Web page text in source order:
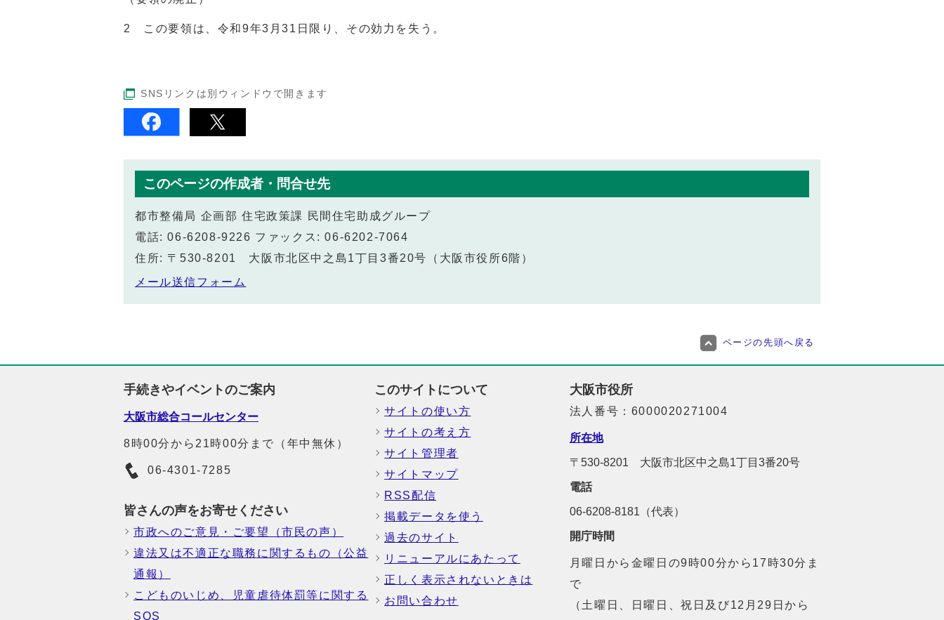
2 この要領は、令和9年3月31 日限り、その効力を失う。
SNSリンクは別ウィンドウで開きます
このページの作成者・問合せ先
都市整備局 企画部 住宅政策課 民間住宅助成グループ
電話: 06-6208-9226 ファックス: 06-6202-7064
住所: 〒530-8201 大阪市北区中之島1丁目3番20号（大阪市役所6階）
メール送信フォーム
ページの先頭へ戻る
手続きやイベントのご案内
大阪市総合コールセンター
8時00分から21時00分まで（年中無休）
06-4301-7285
皆さんの声をお寄せください
市政へのご意見・ご要望（市民の声）
違法又は不適正な職務に関するもの（公益
通報）
こどものいじめ、児童虐待体罰等に関する
SOS
このサイトについて
サイトの使い方
サイトの考え方
サイト管理者
サイトマップ
RSS配信
掲載データを使う
過去のサイト
リニューアルにあたって
正しく表示されないときは
お問い合わせ
大阪市役所
法人番号：6000020271004
所在地
〒530-8201 大阪市北区中之島1丁目3番20号
電話
06-6208-8181（代表）
開庁時間
月曜日から金曜日の9時00分から17時30分ま
で
（土曜日、日曜日、祝日及び12月29日から